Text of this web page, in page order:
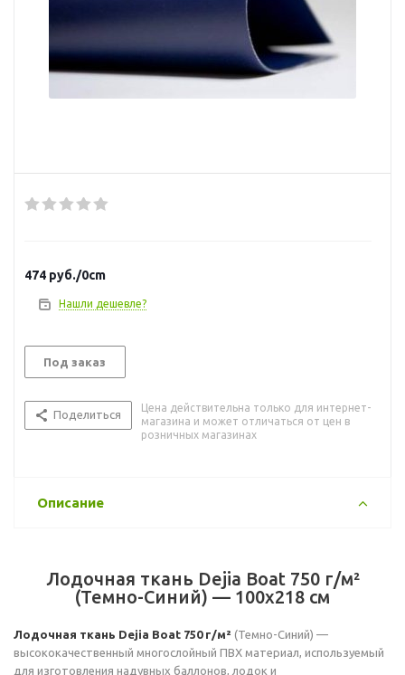
474 руб./0cm
Нашли дешевле?
Под заказ
Поделиться
Цена действительна только для интернет-
магазина и может отличаться от цен в
розничных магазинах
Описание
Лодочная ткань Dejia Boat 750 г/м²
(Темно-Синий) — 100х218 см
Лодочная ткань Dejia Boat 750 г/м² (Темно-Синий) —
высококачественный многослойный ПВХ материал, используемый
для изготовления надувных баллонов, лодок и